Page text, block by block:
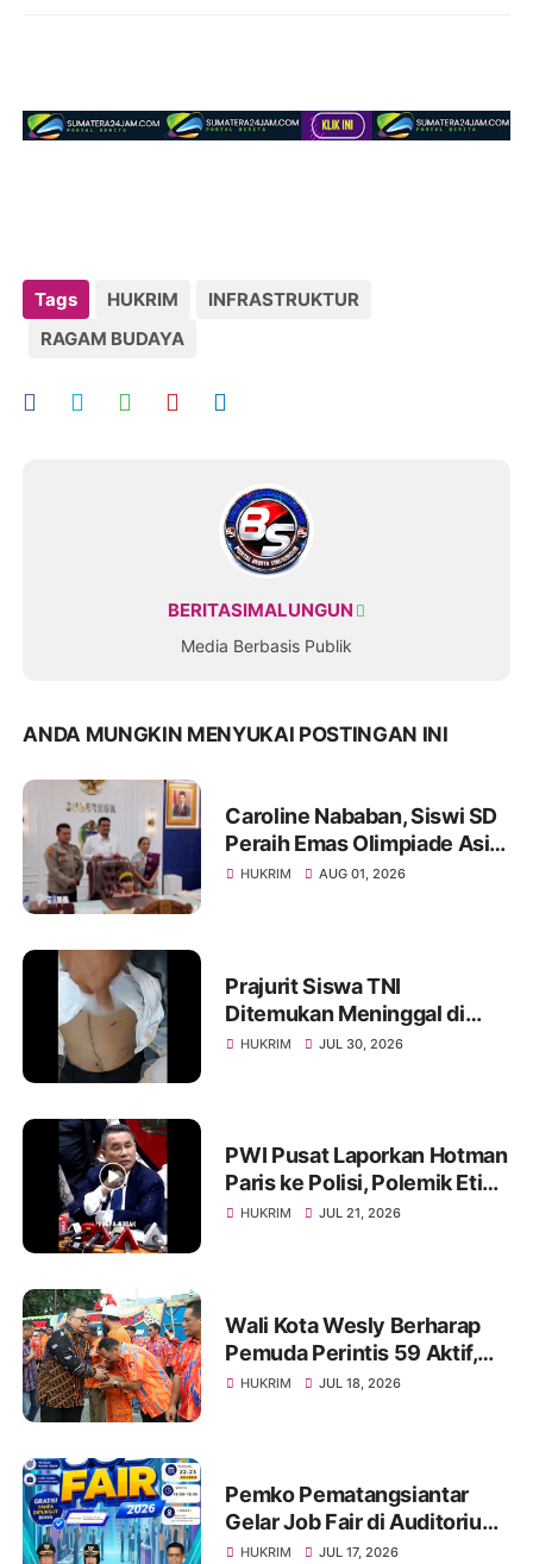
Tags HUKRIM
INFRASTRUKTUR
RAGAM BUDAYA
BERITASIMALUNGUN
Media Berbasis Publik
ANDA MUNGKIN MENYUKAI POSTINGAN INI
Caroline Nababan, Siswi SD
Peraih Emas Olimpiade Asia
Dihadiahi Rumah hingga
HUKRIM AUG 01, 2026
Prajurit Siswa TNI
Ditemukan Meninggal di
Rindam I/BB, Penyelidikan
HUKRIM JUL 30, 2026
PWI Pusat Laporkan Hotman
Paris ke Polisi, Polemik Etika
dan Kebebasan Pers
HUKRIM JUL 21, 2026
Wali Kota Wesly Berharap
Pemuda Perintis 59 Aktif,
Solid, dan Mampu Lahirkan
HUKRIM JUL 18, 2026
Pemko Pematangsiantar
Gelar Job Fair di Auditorium
USI, Tersedia 1.000 Lebih
HUKRIM JUL 17, 2026